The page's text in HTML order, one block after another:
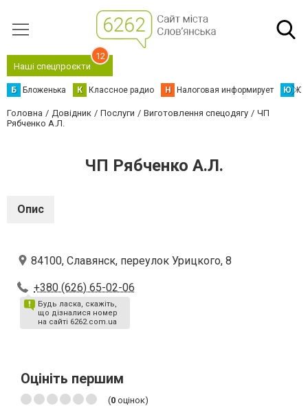
Наші спецпроєкти
12
Б Бложенька К Классное радио Н Налоговая информирует Ю
Головна Довідник Послуги Виготовлення спецодягу
ЧП
Рябченко А.Л.
ЧП Рябченко А.Л.
Опис
84100, Славянск, переулок Урицкого, 8
+380 (626) 65-02-06
Будь ласка, скажіть,
що дізналися номер
на сайті 6262.com.ua
Оцініть першим
(0 оцінок)